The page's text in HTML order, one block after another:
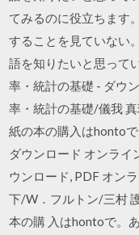
てみるのに役立ちます
することを見ていない
語を知りたいと思って
率・統計の基礎 - ダウ
率・統計の基礎/儀我
紙の本の購入はhonto
ダウンロード オンライ
ウンロード, PDF オン
下/W．フルトン/三村
本の購 入はhontoで。